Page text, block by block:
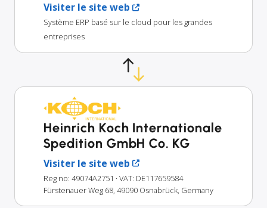
Visiter le site web
Système ERP basé sur le cloud pour les grandes
entreprises
Heinrich Koch Internationale
Spedition GmbH Co. KG
Visiter le site web
Reg no: 49074A2751 · VAT: DE117659584
Fürstenauer Weg 68, 49090 Osnabrück, Germany